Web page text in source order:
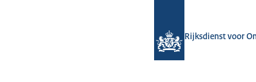
Rijksdienst voor